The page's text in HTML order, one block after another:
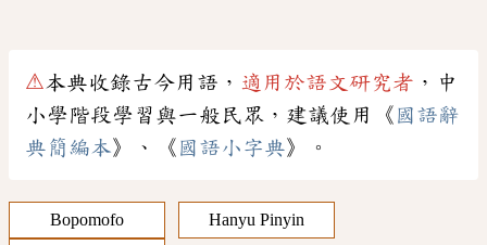
⚠本典收錄古今用語， 適用於語文研究者 ，中
小學階段學習與一般民眾，建議使用《 國語辭
典簡編本》、《 國語小字典》。
Bopomofo
Hanyu Pinyin